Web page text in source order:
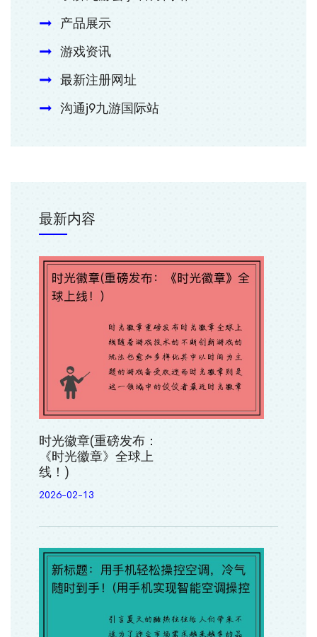
产品展示
游戏资讯
最新注册网址
沟通j9九游国际站
最新内容
时光徽章(重磅发布：
《时光徽章》全球上
线！)
2026-02-13